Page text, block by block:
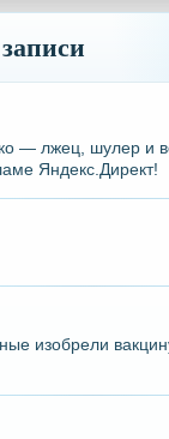
— лжец, шулер и
Яндекс.Директ!
изобрели